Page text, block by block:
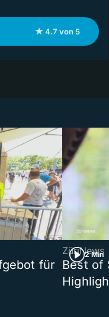
★ 4.7 von 5
für
2 Min
ZüriNews
Best of